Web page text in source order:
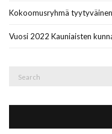
Kokoomusryhmä
Vuosi 2022 Kauniaisten